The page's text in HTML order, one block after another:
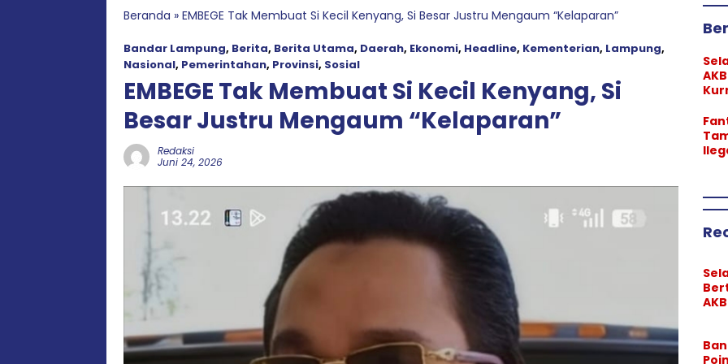
Beranda » EMBEGE Tak Membuat Si Kecil Kenyang, Si Besar Justru Mengaum “Kelaparan”
Bandar Lampung, Berita, Berita Utama, Daerah, Ekonomi, Headline, Kementerian, Lampung,
Nasional, Pemerintahan, Provinsi, Sosial
EMBEGE Tak Membuat Si Kecil Kenyang, Si
Besar Justru Mengaum “Kelaparan”
Redaksi
Juni 24, 2026